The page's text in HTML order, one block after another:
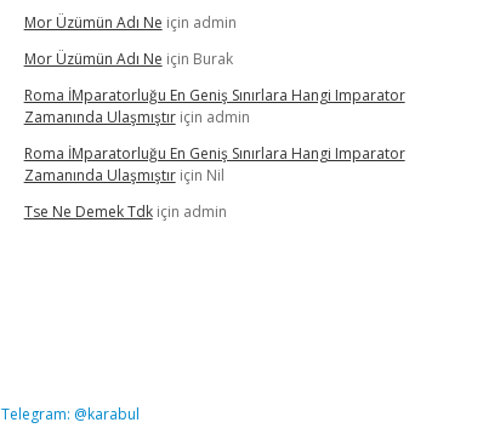
Mor Üzümün Adı Ne için admin
Mor Üzümün Adı Ne için Burak
Roma İMparatorluğu En Geniş Sınırlara Hangi Imparator
Zamanında Ulaşmıştıriçin admin
Roma İMparatorluğu En Geniş Sınırlara Hangi Imparator
Zamanında Ulaşmıştıriçin Nil
Tse Ne Demek Tdkiçin admin
Telegram: @karabul